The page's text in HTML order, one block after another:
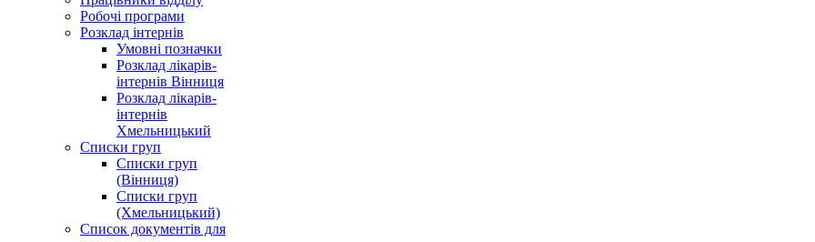
Робочі програми
Розклад інтернів
Умовні позначки
Розклад лікарів-
інтернів Вінниця
Розклад лікарів-
інтернів
Хмельницький
Списки груп
Списки груп
(Вінниця)
Списки груп
(Хмельницький)
Список документів для